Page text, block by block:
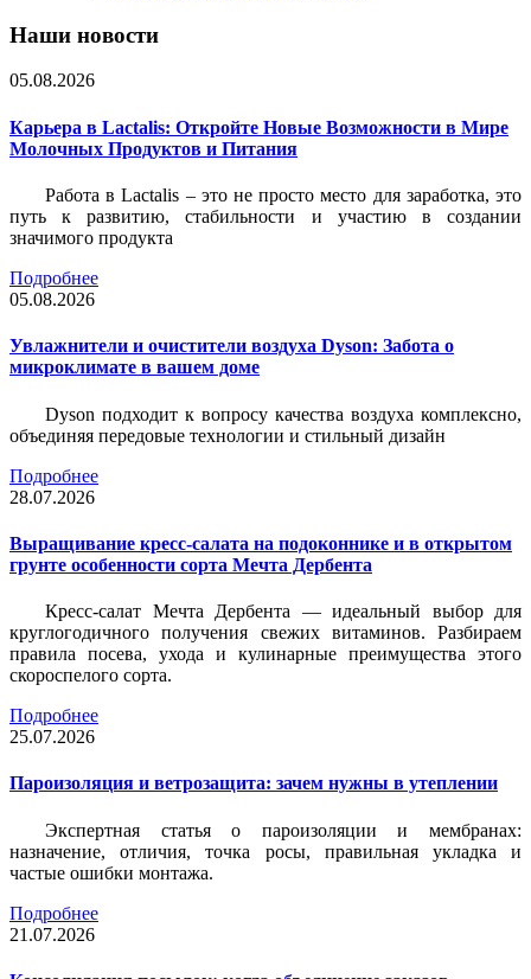
Наши новости
05.08.2026
Карьера в Lactalis: Откройте Новые Возможности в Мире
Молочных Продуктов и Питания
Работа в Lactalis – это не просто место для заработка, это
путь к развитию, стабильности и участию в создании
значимого продукта
Подробнее
05.08.2026
Увлажнители и очистители воздуха Dyson: Забота о
микроклимате в вашем доме
Dyson подходит к вопросу качества воздуха комплексно,
объединяя передовые технологии и стильный дизайн
Подробнее
28.07.2026
Выращивание кресс-салата на подоконнике и в открытом
грунте особенности сорта Мечта Дербента
Кресс-салат Мечта Дербента — идеальный выбор для
круглогодичного получения свежих витаминов. Разбираем
правила посева, ухода и кулинарные преимущества этого
скороспелого сорта.
Подробнее
25.07.2026
Пароизоляция и ветрозащита: зачем нужны в утеплении
Экспертная статья о пароизоляции и мембранах:
назначение, отличия, точка росы, правильная укладка и
частые ошибки монтажа.
Подробнее
21.07.2026